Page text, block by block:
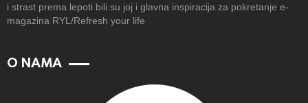
i strast prema lepoti bili su joj i glavna inspiracija za pokretanje e-
magazina RYL/Refresh your life
O NAMA